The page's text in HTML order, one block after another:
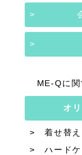
ME-Qに関
オ
着せ替
ハード